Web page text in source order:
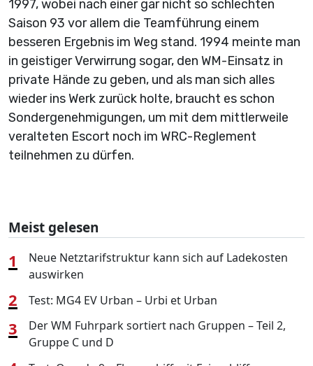
1997, wobei nach einer gar nicht so schlechten
Saison 93 vor allem die Teamführung einem
besseren Ergebnis im Weg stand. 1994 meinte man
in geistiger Verwirrung sogar, den WM-Einsatz in
private Hände zu geben, und als man sich alles
wieder ins Werk zurück holte, braucht es schon
Sondergenehmigungen, um mit dem mittlerweile
veralteten Escort noch im WRC-Reglement
teilnehmen zu dürfen.
Meist gelesen
1
Neue Netztarifstruktur kann sich auf Ladekosten
auswirken
2 Test: MG4 EV Urban – Urbi et Urban
3
Der WM Fuhrpark sortiert nach Gruppen – Teil 2,
Gruppe C und D